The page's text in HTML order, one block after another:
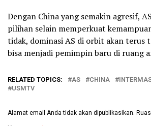
Dengan China yang semakin agresif,
pilihan selain memperkuat
tidak, dominasi AS di orbit akan terus
bisa menjadi pemimpin baru di ruang
RELATED TOPICS: AS CHINA
USMTV
Alamat email Anda tidak akan dipublikasikan.